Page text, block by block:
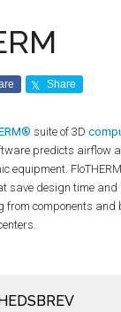
Share
suite of 3D
predicts airflow
equipment.
save design time and
from components and